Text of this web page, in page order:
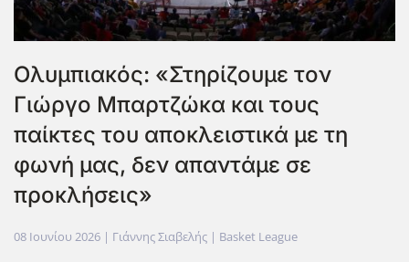
Ολυμπιακός: «Στηρίζουμε τον
Γιώργο Μπαρτζώκα και τους
παίκτες του αποκλειστικά με τη
φωνή μας, δεν απαντάμε σε
προκλήσεις»
08 Ιουνίου 2026 | Γιάννης Σιαβελής | Basket League